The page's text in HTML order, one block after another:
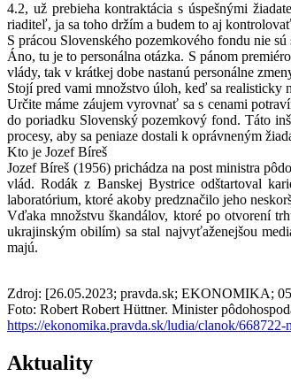
4.2, už prebieha kontraktácia s úspešnými
riaditeľ, ja sa toho držím a budem to aj
S prácou Slovenského pozemkového fondu nie
Áno, tu je to personálna otázka. S pánom
vlády, tak v krátkej dobe nastanú personálne
Stojí pred vami množstvo úloh, keď sa
Určite máme záujem vyrovnať sa s cenami
do poriadku Slovenský pozemkový fond. Táto
procesy, aby sa peniaze dostali k oprávneným
Kto je Jozef Bíreš
Jozef Bíreš (1956) prichádza na post ministra
vlád. Rodák z Banskej Bystrice odštartoval
laboratórium, ktoré akoby predznačilo jeho
Vďaka množstvu škandálov, ktoré po otvorení
ukrajinským obilím) sa stal najvyťaženejšou
majú.
Zdroj: [26.05.2023; pravda.sk; EKONOMIKA;
Foto: Robert Robert Hüttner. Minister
https://ekonomika.pravda.sk/ludia/clanok/
Aktuality